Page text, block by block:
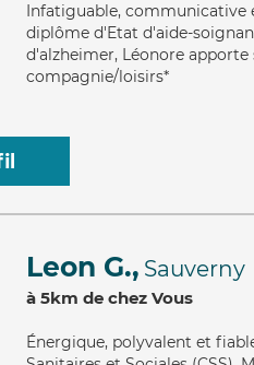
Infatiguable, communicative
diplôme d'Etat d'aide-
d'alzheimer, Léonore
compagnie/loisirs*
Leon G., Sauverny
à 5km de chez Vous
Énergique, polyvalent et